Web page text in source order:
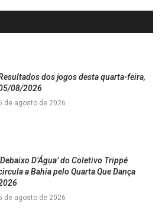
dos jogos desta quarta-feira,
08/2026
de agosto de 2026
D’Água’ do Coletivo Trippé
a Bahia pelo Quarta Que Dança
de agosto de 2026